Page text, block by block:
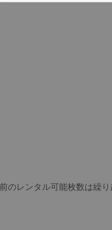
のレンタル可能枚数は繰